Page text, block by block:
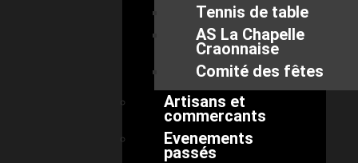
Tennis de table
AS La Chapelle
Craonnaise
Comité des fêtes
Artisans et
commercants
Evenements
passés